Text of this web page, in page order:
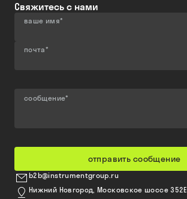
Свяжитесь с нами
ваше имя*
почта*
сообщение*
отправить сообщение
b2b@instrumentgroup.ru
Нижний Новгород, Московское шоссе 352Е